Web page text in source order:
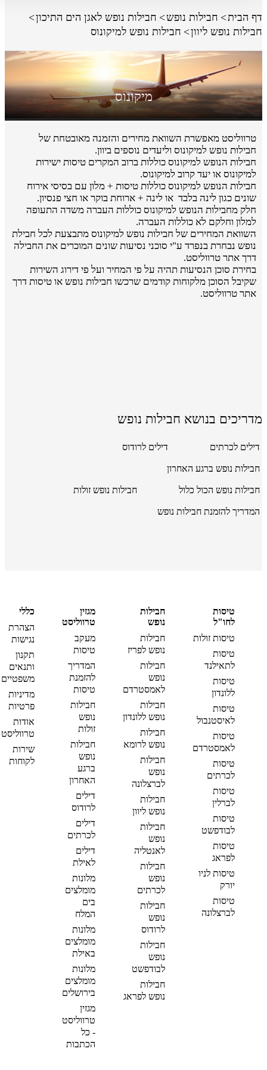
דף הבית חבילות נופש
חבילות נופש לאגן הים התיכון
חבילות נופש ליוון
חבילות נופש למיקונוס
מיקונוס
טרווליסט מאפשרת השוואת מחירים והזמנה מאובטחת של
חבילות נופש למיקונוס וליעדים נוספים ביוון.
חבילות הנופש למיקונוס כוללות ברוב המקרים טיסות ישירות
למיקונוס או יעד קרוב למיקונוס.
חבילות הנופש למיקונוס כוללות טיסות + מלון עם בסיסי אירוח
שונים כגון לינה בלבד או לינה + ארוחת בוקר או חצי פנסיון.
חלק מחבילות הנופש למיקונוס כוללות העברה משדה התעופה
למלון וחלקם לא כוללות העברה.
השוואת המחירים של חבילות נופש למיקונוס מתבצעת לכל חבילת
נופש נבחרת בנפרד ע"י סוכני נסיעות שונים המוכרים את החבילה
דרך אתר טרווליסט.
בחירת סוכן הנסיעות תהיה על פי המחיר ועל פי דירוג השירות
שקיבל הסוכן מלקוחות קודמים שרכשו חבילות נופש או טיסות דרך
אתר טרווליסט.
מדריכים בנושא חבילות נופש
דילים לכרתים דילים לרודוס
חבילות נופש ברגע האחרון
חבילות נופש הכול כלול חבילות נופש זולות
המדריך להזמנת חבילות נופש
טיסות
לחו"ל
טיסות זולות
טיסות
לתאילנד
טיסות
ללונדון
טיסות
לאיסטנבול
טיסות
לאמסטרדם
טיסות
לכרתים
טיסות
לברלין
טיסות
לבודפשט
טיסות
לפראג
טיסות לניו
יורק
טיסות
לברצלונה
חבילות
נופש
חבילות
נופש לפריז
חבילות
נופש
לאמסטרדם
חבילות
נופש ללונדון
חבילות
נופש לרומא
חבילות
נופש
לברצלונה
חבילות
נופש ליוון
חבילות
נופש
לאנטליה
חבילות
נופש
לכרתים
חבילות
נופש
לרודוס
חבילות
נופש
לבודפשט
חבילות
נופש לפראג
מגזין
טרווליסט
מעקב
טיסות
המדריך
להזמנת
טיסות
חבילות
נופש
זולות
חבילות
נופש
ברגע
האחרון
דילים
לרודוס
דילים
לכרתים
דילים
לאילת
מלונות
מומלצים
בים
המלח
מלונות
מומלצים
באילת
מלונות
מומלצים
בירושלים
מגזין
טרווליסט
- כל
הכתבות
כללי
הצהרת
נגישות
תקנון
ותנאים
משפטיים
מדיניות
פרטיות
אודות
טרווליסט
שירות
לקוחות